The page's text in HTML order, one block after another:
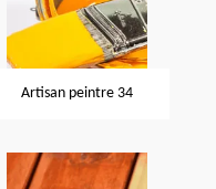
Artisan peintre 34